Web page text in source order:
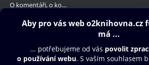
O komentáři, o komentátorech
80 Kč
Obsah ke stažení